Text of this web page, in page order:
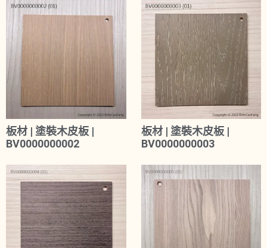
板材 | 塗裝木皮板 |
BV0000000002
板材 | 塗裝木皮板 |
BV0000000003